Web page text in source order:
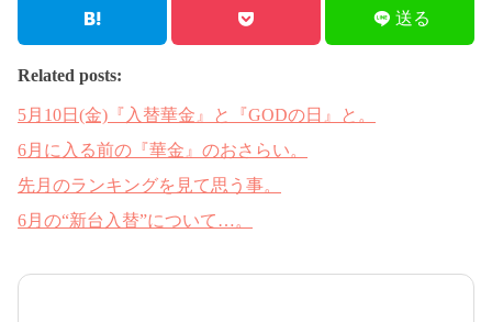
送る
Related posts:
5月10日(金)『入替華金』と『GODの日』と。
6月に入る前の『華金』のおさらい。
先月のランキングを見て思う事。
6月の“新台入替”について…。